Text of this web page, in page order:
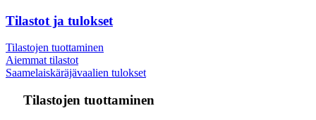
Tilastot ja tulokset
Tilastojen tuottaminen
Aiemmat tilastot
Saamelaiskäräjävaalien tulokset
Tilastojen tuottaminen